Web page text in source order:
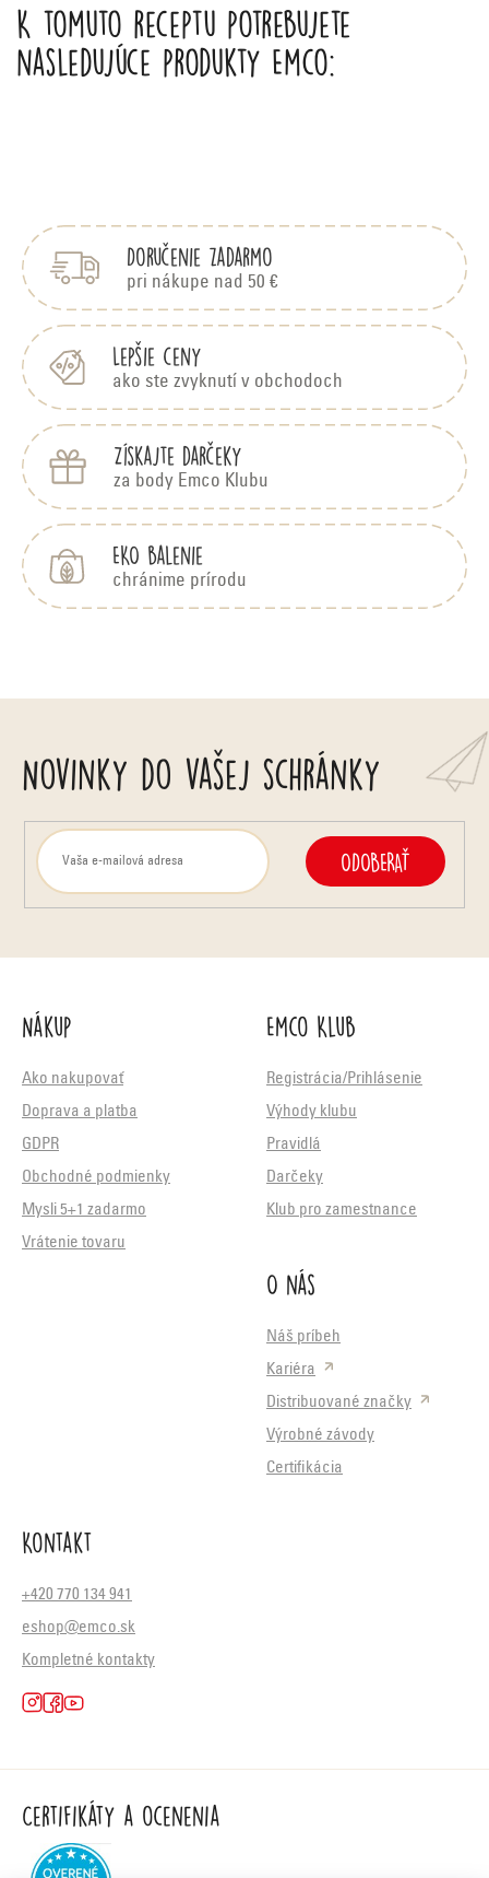
K tomuto receptu potrebujete
nasledujúce produkty Emco:
Doručenie zadarmo
pri nákupe nad 50 €
Lepšie ceny
ako ste zvyknutí v obchodoch
Získajte darčeky
za body Emco Klubu
EKO balenie
chránime prírodu
Novinky do vašej schránky
ODOBERAŤ
Nákup
Ako nakupovať
Doprava a platba
GDPR
Obchodné podmienky
Mysli 5+1 zadarmo
Vrátenie tovaru
Emco Klub
Registrácia/Prihlásenie
Výhody klubu
Pravidlá
Darčeky
Klub pro zamestnance
O nás
Náš príbeh
Kariéra
Distribuované značky
Výrobné závody
Certifikácia
Kontakt
+420 770 134 941
eshop@emco.sk
Kompletné kontakty
Certifikáty a ocenenia